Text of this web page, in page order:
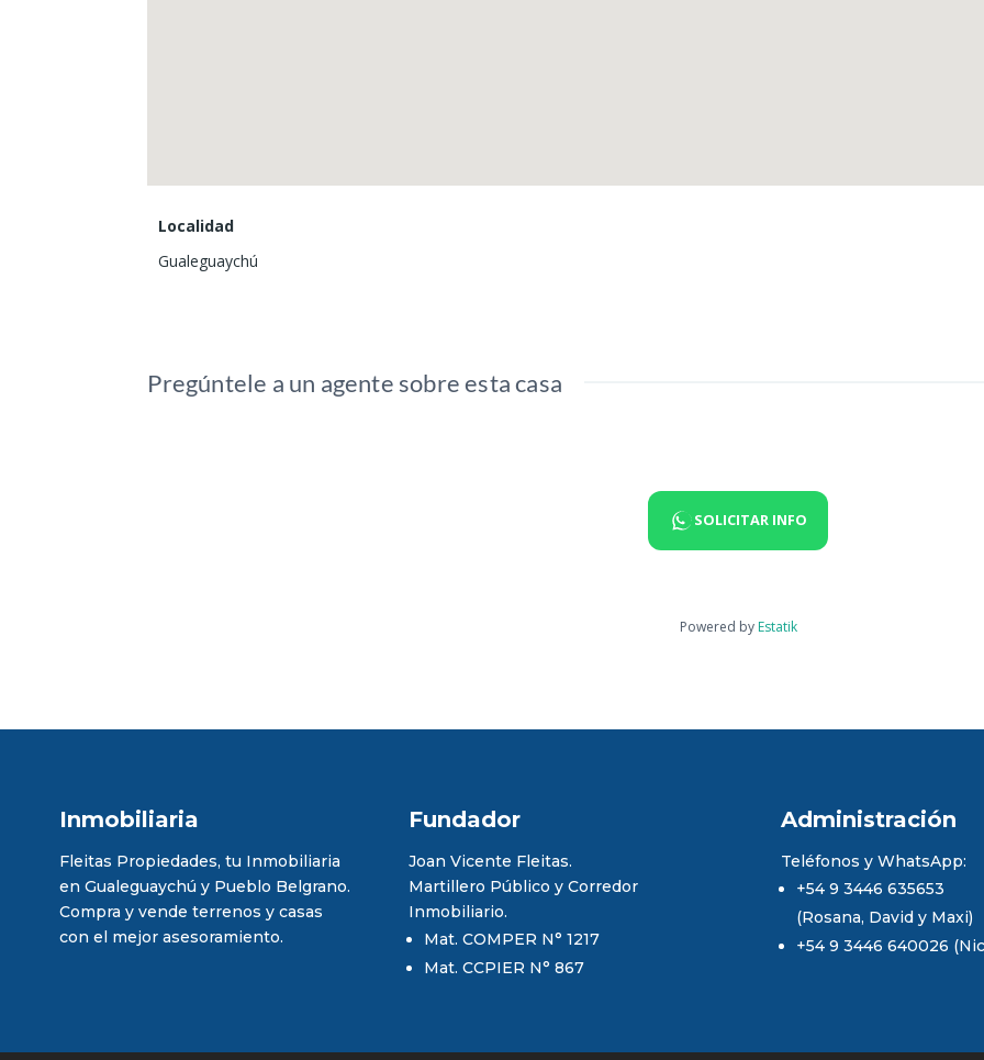
Localidad
Gualeguaychú
Pregúntele a un agente sobre esta casa
SOLICITAR INFO
Powered by Estatik
Inmobiliaria
Fleitas Propiedades, tu Inmobiliaria
en Gualeguaychú y Pueblo Belgrano.
Compra y vende terrenos y casas
con el mejor asesoramiento.
Fundador
Joan Vicente Fleitas.
Martillero Público y Corredor
Inmobiliario.
Mat. COMPER N° 1217
Mat. CCPIER N° 867
Administración
Teléfonos y WhatsApp:
+54 9 3446 635653
(Rosana, David y Maxi)
+54 9 3446 640026